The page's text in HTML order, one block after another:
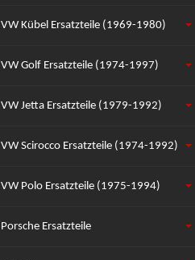
VW Kübel Ersatzteile (1969-1980)
VW Golf Ersatzteile (1974-1997)
VW Jetta Ersatzteile (1979-1992)
VW Scirocco Ersatzteile (1974-1992)
VW Polo Ersatzteile (1975-1994)
Porsche Ersatzteile